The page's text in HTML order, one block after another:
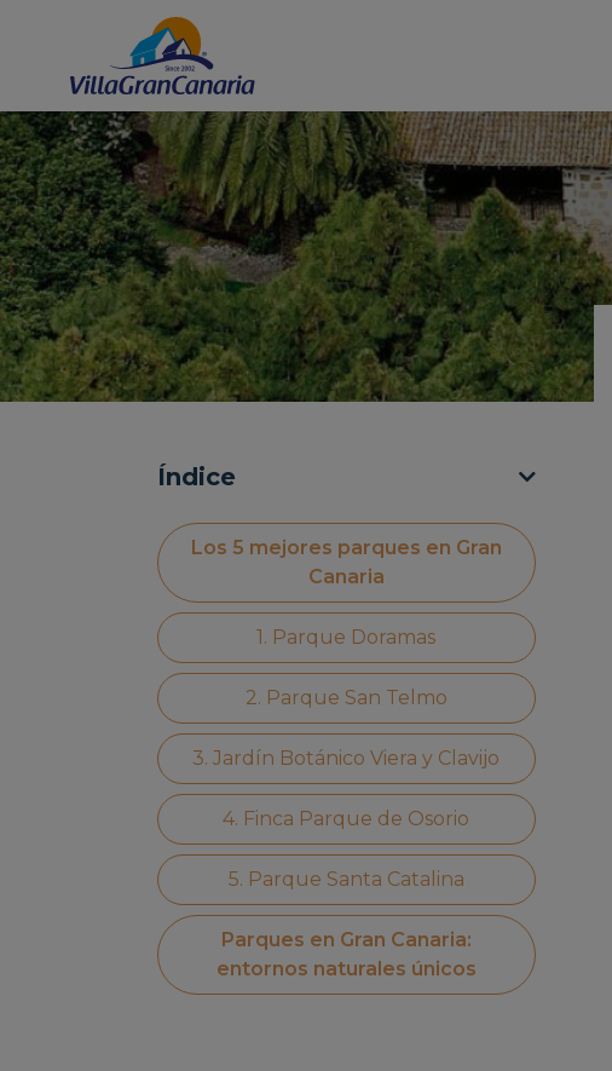
Índice
Los 5 mejores parques en Gran
Canaria
1. Parque Doramas
2. Parque San Telmo
3. Jardín Botánico Viera y Clavijo
4. Finca Parque de Osorio
5. Parque Santa Catalina
Parques en Gran Canaria:
entornos naturales únicos